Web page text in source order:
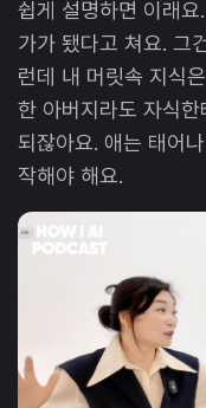
쉽게 설명하면 이래
가가 됐다고 쳐요. 그
런데 내 머릿속 지식
한 아버지라도 자식
되잖아요. 애는 태어
작해야 해요.